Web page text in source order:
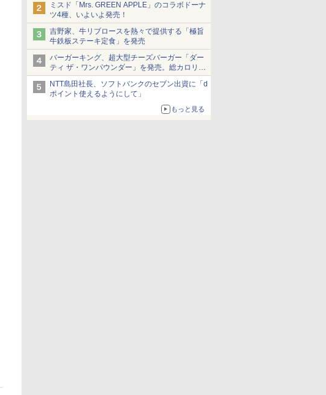
ミスド「Mrs. GREEN APPLE」のコラボドーナ
ツ4種、いよいよ発売！
吉野家、牛リブロースを熱々で提供する「極旨
牛鉄板ステーキ定食」を発売
バーガーキング、超大型チーズバーガー「ダー
ティ ザ・ワンパウンダー」を発売。総カロリー
約1656kcal、総重量約527g！
NTT島田社長、ソフトバンクのセブン出資に「d
ポイント使えるようにして」
もっと見る